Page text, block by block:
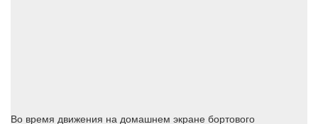
Во время движения на домашнем экране бортового